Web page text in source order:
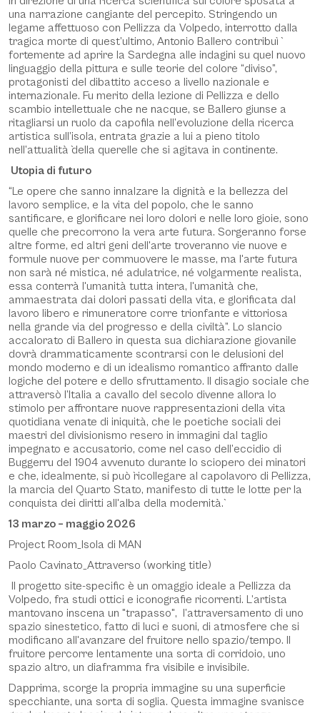
una narrazione cangiante del percepito. Stringendo un
legame affettuoso con Pellizza da Volpedo, interrotto dalla
tragica morte di quest’ultimo, Antonio Ballero contribuì̀
fortemente ad aprire la Sardegna alle indagini su quel nuovo
linguaggio della pittura e sulle teorie del colore “diviso”,
protagonisti del dibattito acceso a livello nazionale e
internazionale. Fu merito della lezione di Pellizza e dello
scambio intellettuale che ne nacque, se Ballero giunse a
ritagliarsi un ruolo da capofila nell’evoluzione della ricerca
artistica sull’isola, entrata grazie a lui a pieno titolo
nell’attualità̀ della querelle che si agitava in continente.
Utopia di futuro
“Le opere che sanno innalzare la dignità e la bellezza del
lavoro semplice, e la vita del popolo, che le sanno
santificare, e glorificare nei loro dolori e nelle loro gioie, sono
quelle che precorrono la vera arte futura. Sorgeranno forse
altre forme, ed altri geni dell'arte troveranno vie nuove e
formule nuove per commuovere le masse, ma l'arte futura
non sarà né mistica, né adulatrice, né volgarmente realista,
essa conterrà l'umanità tutta intera, l'umanità che,
ammaestrata dai dolori passati della vita, e glorificata dal
lavoro libero e rimuneratore corre trionfante e vittoriosa
nella grande via del progresso e della civiltà”. Lo slancio
accalorato di Ballero in questa sua dichiarazione giovanile
dovrà drammaticamente scontrarsi con le delusioni del
mondo moderno e di un idealismo romantico affranto dalle
logiche del potere e dello sfruttamento. Il disagio sociale che
attraversò l’Italia a cavallo del secolo divenne allora lo
stimolo per affrontare nuove rappresentazioni della vita
quotidiana venate di iniquità, che le poetiche sociali dei
maestri del divisionismo resero in immagini dal taglio
impegnato e accusatorio, come nel caso dell’eccidio di
Buggerru del 1904 avvenuto durante lo sciopero dei minatori
e che, idealmente, si può̀ ricollegare al capolavoro di Pellizza,
la marcia del Quarto Stato, manifesto di tutte le lotte per la
conquista dei diritti all'alba della modernità̀.
13 marzo – maggio 2026
Project Room_Isola di MAN
Paolo Cavinato_Attraverso (working title)
Il progetto site-specific è un omaggio ideale a Pellizza da
Volpedo, fra studi ottici e iconografie ricorrenti. L’artista
mantovano inscena un "trapasso", l’attraversamento di uno
spazio sinestetico, fatto di luci e suoni, di atmosfere che si
modificano all'avanzare del fruitore nello spazio/tempo. Il
fruitore percorre lentamente una sorta di corridoio, uno
spazio altro, un diaframma fra visibile e invisibile.
Dapprima, scorge la propria immagine su una superficie
specchiante, una sorta di soglia. Questa immagine svanisce